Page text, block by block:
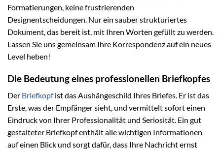
Formatierungen, keine frustrierenden
Designentscheidungen. Nur ein sauber strukturiertes
Dokument, das bereit ist, mit Ihren Worten gefüllt zu werden.
Lassen Sie uns gemeinsam Ihre Korrespondenz auf ein neues
Level heben!
Die Bedeutung eines professionellen Briefkopfes
Der Briefkopfist das Aushängeschild Ihres Briefes. Er ist das
Erste, was der Empfänger sieht, und vermittelt sofort einen
Eindruck von Ihrer Professionalität und Seriosität. Ein gut
gestalteter Briefkopf enthält alle wichtigen Informationen
auf einen Blick und sorgt dafür, dass Ihre Nachricht ernst